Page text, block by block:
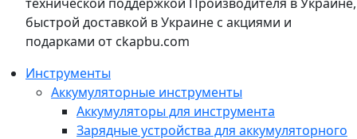
быстрой доставкой в Украине с акциями и
подарками от ckapbu.com
Инструменты
Аккумуляторные инструменты
Аккумуляторы для инструмента
Зарядные устройства для аккумуляторного